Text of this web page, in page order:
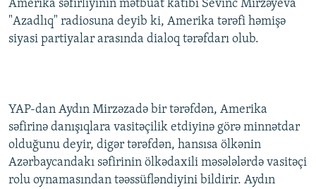
Amerika səfirliyinin mətbuat katibi Sevinc Mirzəyeva
"Azadlıq" radiosuna deyib ki, Amerika tərəfi həmişə
siyasi partiyalar arasında dialoq tərəfdarı olub.
YAP-dan Aydın Mirzəzadə bir tərəfdən, Amerika
səfirinə danışıqlara vasitəçilik etdiyinə görə minnətdar
olduğunu deyir, digər tərəfdən, hansısa ölkənin
Azərbaycandakı səfirinin ölkədaxili məsələlərdə vasitəçi
rolu oynamasından təəssüfləndiyini bildirir. Aydın